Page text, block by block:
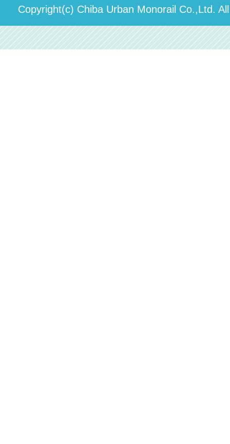
駅構内出店者様募集
決算概要
輸送人員の推移（PDF）
Copyright(c) Chiba Urban Monorail Co.,Ltd.